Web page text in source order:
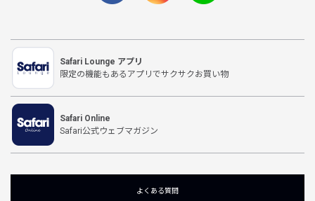
Safari Lounge アプリ
限定の機能もあるアプリでサクサクお買い物
Safari Online
Safari公式ウェブマガジン
よくある質問